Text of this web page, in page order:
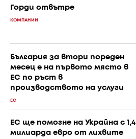
Горди отвътре
КОМПАНИИ
България за втори пореден
месец е на първото място в
ЕС по ръст в
производството на услуги
ЕС
ЕС ще помогне на Украйна с 1,4
милиарда евро от лихвите